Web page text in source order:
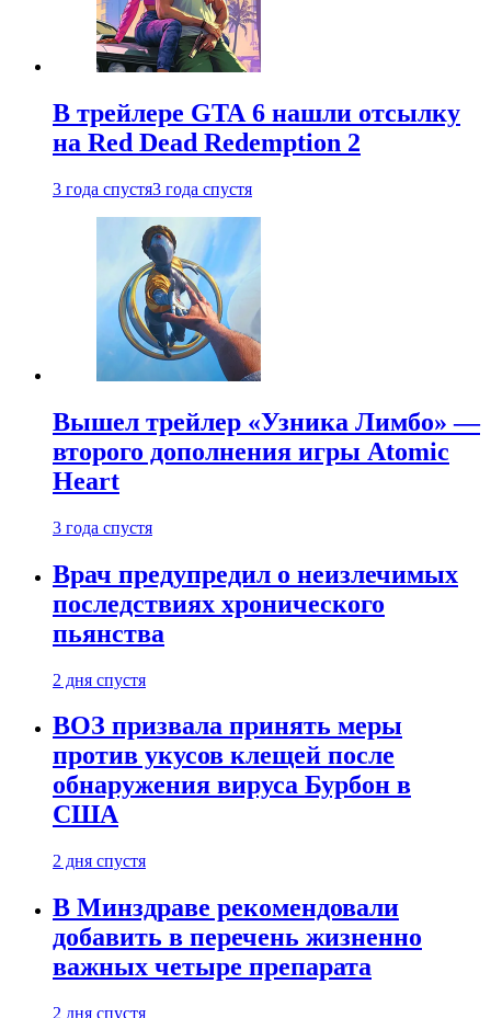
В трейлере GTA 6 нашли отсылку
на Red Dead Redemption 2
3 года спустя3 года спустя
Вышел трейлер «Узника Лимбо» —
второго дополнения игры Atomic
Heart
3 года спустя
Врач предупредил о неизлечимых
последствиях хронического
пьянства
2 дня спустя
ВОЗ призвала принять меры
против укусов клещей после
обнаружения вируса Бурбон в
США
2 дня спустя
В Минздраве рекомендовали
добавить в перечень жизненно
важных четыре препарата
2 дня спустя